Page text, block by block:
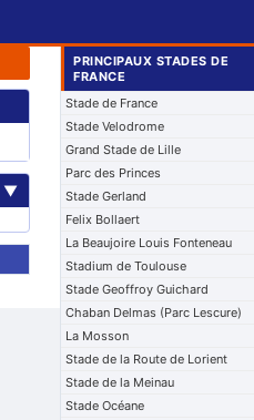
▼
PRINCIPAUX STADES DE
FRANCE
Stade de France
Stade Velodrome
Grand Stade de Lille
Parc des Princes
Stade Gerland
Felix Bollaert
La Beaujoire Louis Fonteneau
Stadium de Toulouse
Stade Geoffroy Guichard
Chaban Delmas (Parc Lescure)
La Mosson
Stade de la Route de Lorient
Stade de la Meinau
Stade Océane